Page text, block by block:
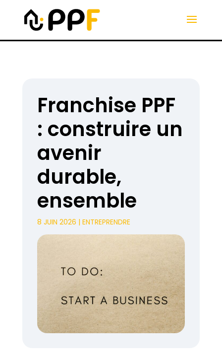
Franchise PPF
: construire un
avenir
durable,
ensemble
8 JUIN 2026 | ENTREPRENDRE